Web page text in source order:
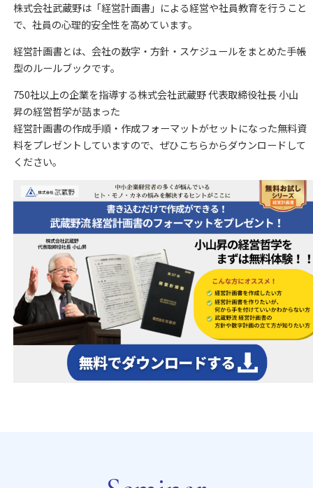
株式会社武蔵野は「経営計画書」による経営や社員教育を行うこと
で、社員の心理的安全性を高めています。
経営計画書とは、会社の数字・方針・スケジュールをまとめた手帳
型のルールブックです。
750社以上の企業を指導する株式会社武蔵野 代表取締役社長 小山
昇の経営哲学が詰まった
経営計画書の作成手順・作成フォーマットがセットになった無料資
料をプレゼントしていますので、ぜひこちらからダウンロードして
ください。